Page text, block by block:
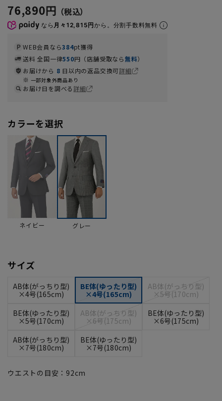
76,890円
なら 月々12,815円から。分割手数料無料
WEB会員なら384pt獲得
送料 全国一律550円（店舗受取なら無料）
お届けから 8 日以内の返品交換可詳細
一部対象外商品あり
お届け日を調べる詳細
カラーを選択
ネイビー グレー
サイズ
AB体(がっちり型)
×4号(165cm)
BE体(ゆったり型)
×4号(165cm)
AB体(がっちり型)
×5号(170cm)
BE体(ゆったり型)
×5号(170cm)
AB体(がっちり型)
×6号(175cm)
BE体(ゆったり型)
×6号(175cm)
AB体(がっちり型)
×7号(180cm)
BE体(ゆったり型)
×7号(180cm)
ウエストの目安： 92cm